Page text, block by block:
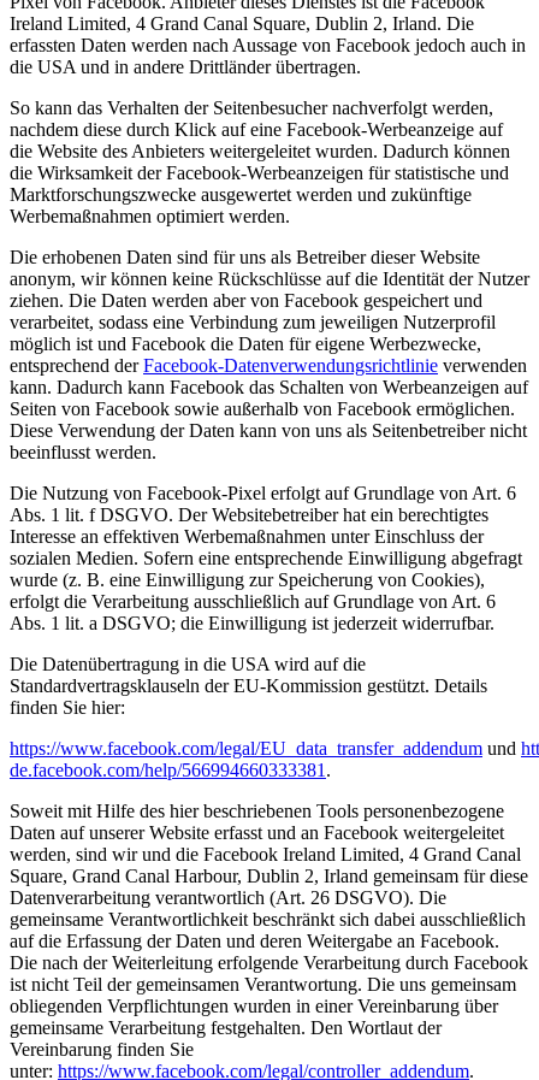
Ireland Limited, 4 Grand Canal Square, Dublin 2, Irland. Die
erfassten Daten werden nach Aussage von Facebook jedoch auch in
die USA und in andere Drittländer übertragen.
So kann das Verhalten der Seitenbesucher nachverfolgt werden,
nachdem diese durch Klick auf eine Facebook-Werbeanzeige auf
die Website des Anbieters weitergeleitet wurden. Dadurch können
die Wirksamkeit der Facebook-Werbeanzeigen für statistische und
Marktforschungszwecke ausgewertet werden und zukünftige
Werbemaßnahmen optimiert werden.
Die erhobenen Daten sind für uns als Betreiber dieser Website
anonym, wir können keine Rückschlüsse auf die Identität der Nutzer
ziehen. Die Daten werden aber von Facebook gespeichert und
verarbeitet, sodass eine Verbindung zum jeweiligen Nutzerprofil
möglich ist und Facebook die Daten für eigene Werbezwecke,
entsprechend derFacebook-Datenverwendungsrichtlinie verwenden
kann. Dadurch kann Facebook das Schalten von Werbeanzeigen auf
Seiten von Facebook sowie außerhalb von Facebook ermöglichen.
Diese Verwendung der Daten kann von uns als Seitenbetreiber nicht
beeinflusst werden.
Die Nutzung von Facebook-Pixel erfolgt auf Grundlage von Art. 6
Abs. 1 lit. f DSGVO. Der Websitebetreiber hat ein berechtigtes
Interesse an effektiven Werbemaßnahmen unter Einschluss der
sozialen Medien. Sofern eine entsprechende Einwilligung abgefragt
wurde (z. B. eine Einwilligung zur Speicherung von Cookies),
erfolgt die Verarbeitung ausschließlich auf Grundlage von Art. 6
Abs. 1 lit. a DSGVO; die Einwilligung ist jederzeit widerrufbar.
Die Datenübertragung in die USA wird auf die
Standardvertragsklauseln der EU-Kommission gestützt. Details
finden Sie hier:
https://www.facebook.com/legal/EU_data_transfer_addendum und
de.facebook.com/help/566994660333381 .
Soweit mit Hilfe des hier beschriebenen Tools personenbezogene
Daten auf unserer Website erfasst und an Facebook weitergeleitet
werden, sind wir und die Facebook Ireland Limited, 4 Grand Canal
Square, Grand Canal Harbour, Dublin 2, Irland gemeinsam für diese
Datenverarbeitung verantwortlich (Art. 26 DSGVO). Die
gemeinsame Verantwortlichkeit beschränkt sich dabei ausschließlich
auf die Erfassung der Daten und deren Weitergabe an Facebook.
Die nach der Weiterleitung erfolgende Verarbeitung durch Facebook
ist nicht Teil der gemeinsamen Verantwortung. Die uns gemeinsam
obliegenden Verpflichtungen wurden in einer Vereinbarung über
gemeinsame Verarbeitung festgehalten. Den Wortlaut der
Vereinbarung finden Sie
unter: https://www.facebook.com/legal/controller_addendum.